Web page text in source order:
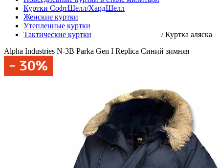
Куртки СофтШелл/ХардШелл
Женские куртки
Утепленные куртки
Тактические куртки
/Куртка аляска
Alpha Industries N-3B Parka Gen I Replica Синий зимняя